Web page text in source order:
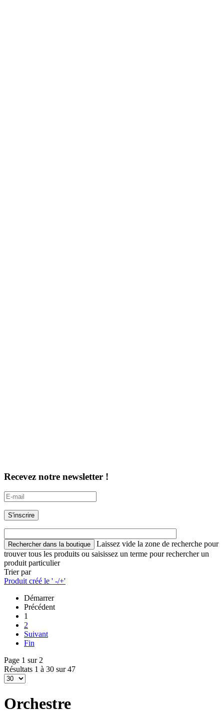
Recevez notre newsletter !
Laissez vide la zone de recherche pour
trouver tous les produits ou saisissez un terme pour rechercher un
produit particulier
Trier par
Produit créé le ' -/+'
Démarrer
Précédent
1
2
Suivant
Fin
Page 1 sur 2
Résultats 1 à 30 sur 47
Orchestre